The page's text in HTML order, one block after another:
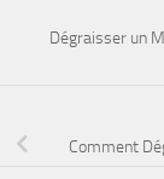
Dégraisser un
Comment